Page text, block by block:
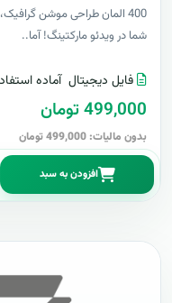
400 المان طراحی موشن
شما در ویدئو مارکتینگ! آما..
فایل دیجیتال آماده
499,000 تومان
بدون مالیات: 499,000 تومان
افزودن به سبد